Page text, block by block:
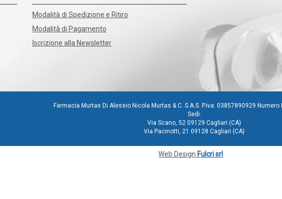
Modalità di Spedizione e Ritiro
Modalità di Pagamento
Iscrizione alla Newsletter
Farmacia Murtas Di Alessio Nicola Murtas & C. S.A.S. P.iva: 03857890929 Numero
Sedi:
Via Scano, 52 09129 Cagliari (CA)
Via Pacinotti, 21 09128 Cagliari (CA)
Web Design Fulcri srl